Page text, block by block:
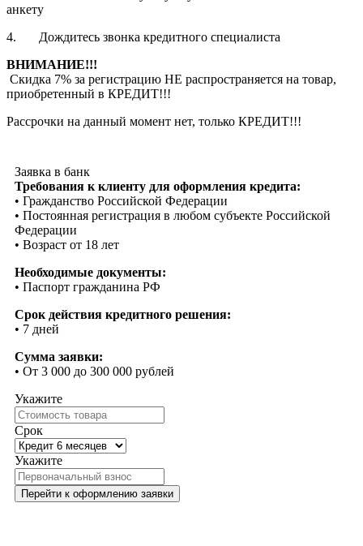
анкету
4. Дождитесь звонка кредитного специалиста
ВНИМАНИЕ!!!
Скидка 7% за регистрацию НЕ распространяется на товар,
приобретенный в КРЕДИТ!!!
Рассрочки на данный момент нет, только КРЕДИТ!!!
Заявка в банк
Требования к клиенту для оформления кредита:
• Гражданство Российской Федерации
• Постоянная регистрация в любом субъекте Российской
Федерации
• Возраст от 18 лет
Необходимые документы:
• Паспорт гражданина РФ
Срок действия кредитного решения:
• 7 дней
Сумма заявки:
• От 3 000 до 300 000 рублей
Укажите
Срок
Укажите
Перейти к оформлению заявки